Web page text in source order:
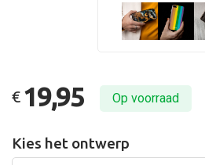
€ 19,95 Op voorraad
Kies het ontwerp